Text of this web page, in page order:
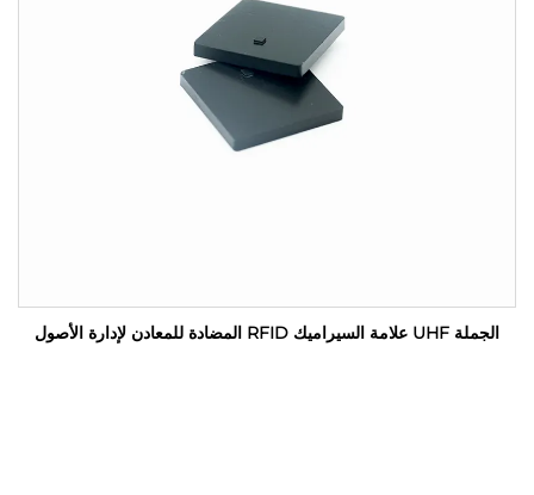
الجملة UHF علامة السيراميك RFID المضادة للمعادن لإدارة الأصول